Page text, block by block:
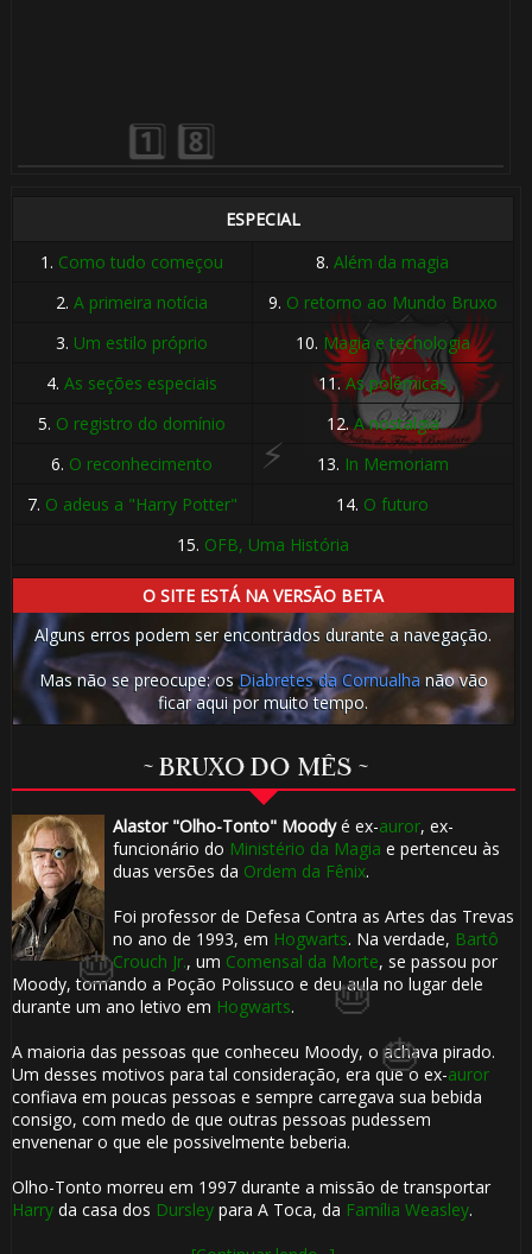
ESPECIAL
1. Como tudo começou 8.Além da magia
2.A primeira notícia 9. O retorno ao Mundo Bruxo
3. Um estilo próprio 10. Magia e tecnologia
4.As seções especiais 11.As polêmicas
5. O registro do domínio 12.A nostalgia
6. O reconhecimento 13. In Memoriam
7. O adeus a "Harry Potter" 14. O futuro
15. OFB, Uma História
O SITE ESTÁ NA VERSÃO BETA
Alguns erros podem ser encontrados durante a navegação.
Mas não se preocupe: osDiabretes da Cornualha não vão
ficar aqui por muito tempo.
~ BRUXO DO MÊS ~
Alastor "Olho-Tonto" Moodyé ex-auror, ex-
funcionário do Ministério da Magia e pertenceu às
duas versões da Ordem da Fênix.
Foi professor de Defesa Contra as Artes das Trevas
no ano de 1993, em Hogwarts. Na verdade, Bartô
Crouch Jr., um Comensal da Morte, se passou por
Moody, tomando a Poção Polissuco e deu aula no lugar dele
durante um ano letivo em Hogwarts.
A maioria das pessoas que conheceu Moody, o achava pirado.
Um desses motivos para tal consideração, era que o ex-auror
confiava em poucas pessoas e sempre carregava sua bebida
consigo, com medo de que outras pessoas pudessem
envenenar o que ele possivelmente beberia.
Olho-Tonto morreu em 1997 durante a missão de transportar
Harryda casa dos Dursleypara A Toca, da Família Weasley.
1️⃣
8️⃣
1️⃣ 8️⃣
🎂
🎂
1️⃣ 8️⃣
1️⃣ 8️⃣